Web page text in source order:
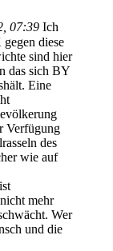
07:39 Ich
diese
sind hier
das sich BY
Eine
Verfügung
des
wie auf
mehr
Wer
und die